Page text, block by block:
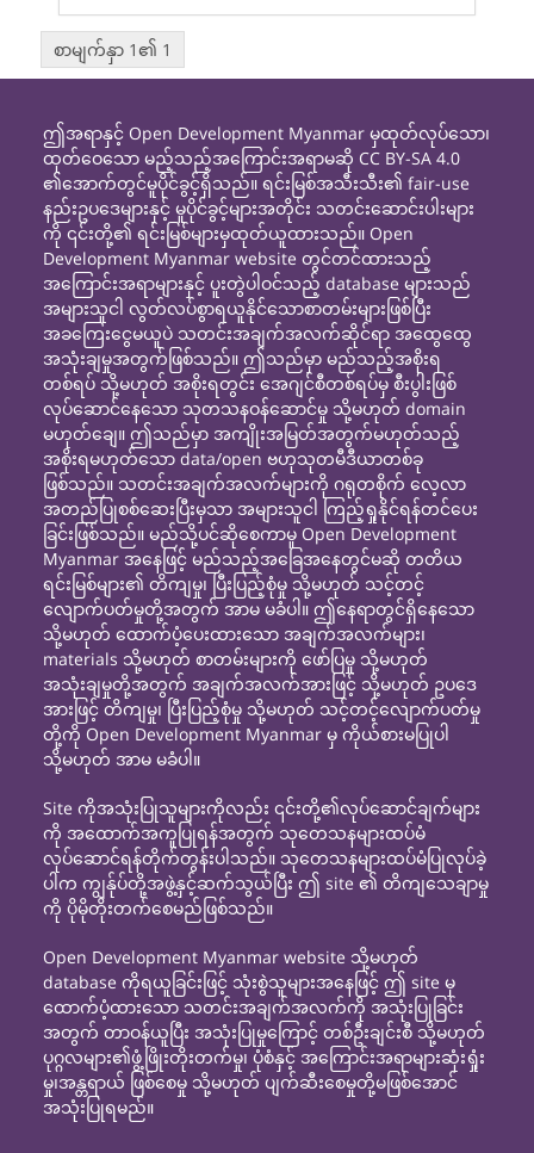
စာမျက်နှာ 1၏ 1
ဤအရာနှင့် Open Development Myanmar မှထုတ်လုပ်သော၊
ထုတ်ဝေသော မည့်သည့်အကြောင်းအရာမဆို CC BY-SA 4.0
၏အောက်တွင်မူပိုင်ခွင့်ရှိသည်။ ရင်းမြစ်အသီးသီး၏ fair-use
နည်းဥပဒေများနှင့် မူပိုင်ခွင့်များအတိုင်း သတင်းဆောင်းပါးများ
ကို ၎င်းတို့၏ ရင်းမြစ်များမှထုတ်ယူထားသည်။ Open
Development Myanmar website တွင်တင်ထားသည့်
အကြောင်းအရာများနှင့် ပူးတွဲပါဝင်သည့် database များသည်
အများသူငါ လွတ်လပ်စွာရယူနိုင်သောစာတမ်းများဖြစ်ပြီး
အခကြေးငွေမယူပဲ သတင်းအချက်အလက်ဆိုင်ရာ အထွေထွေ
အသုံးချမှုအတွက်ဖြစ်သည်။ ဤသည်မှာ မည်သည့်အစိုးရ
တစ်ရပ် သို့မဟုတ် အစိုးရတွင်း အေဂျင်စီတစ်ရပ်မှ စီးပွါးဖြစ်
လုပ်ဆောင်နေသော သုတသနဝန်ဆောင်မှု သို့မဟုတ် domain
မဟုတ်ချေ။ ဤသည်မှာ အကျိုးအမြတ်အတွက်မဟုတ်သည့်
အစိုးရမဟုတ်သော data/open ဗဟုသုတမီဒီယာတစ်ခု
ဖြစ်သည်။ သတင်းအချက်အလက်များကို ဂရုတစိုက် လေ့လာ
အတည်ပြုစစ်ဆေးပြီးမှသာ အများသူငါ ကြည့်ရှုနိုင်ရန်တင်ပေး
ခြင်းဖြစ်သည်။ မည်သို့ပင်ဆိုစေကာမူ Open Development
Myanmar အနေဖြင့် မည်သည့်အခြေအနေတွင်မဆို တတိယ
ရင်းမြစ်များ၏ တိကျမှု၊ ပြီးပြည့်စုံမှု သို့မဟုတ် သင့်တင့်
လျောက်ပတ်မှုတို့အတွက် အာမ မခံပါ။ ဤနေရာတွင်ရှိနေသော
သို့မဟုတ် ထောက်ပံ့ပေးထားသော အချက်အလက်များ၊
materials သို့မဟုတ် စာတမ်းများကို ဖော်ပြမှု သို့မဟုတ်
အသုံးချမှုတို့အတွက် အချက်အလက်အားဖြင့် သို့မဟုတ် ဥပဒေ
အားဖြင့် တိကျမှု၊ ပြီးပြည့်စုံမှု သို့မဟုတ် သင့်တင့်လျောက်ပတ်မှု
တို့ကို Open Development Myanmar မှ ကိုယ်စားမပြုပါ
သို့မဟုတ် အာမ မခံပါ။
Site ကိုအသုံးပြုသူများကိုလည်း ၎င်းတို့၏လုပ်ဆောင်ချက်များ
ကို အထောက်အကူပြုရန်အတွက် သုတေသနများထပ်မံ
လုပ်ဆောင်ရန်တိုက်တွန်းပါသည်။ သုတေသနများထပ်မံပြုလုပ်ခဲ့
ပါက ကျွန်ုပ်တို့အဖွဲ့နှင့်ဆက်သွယ်ပြီး ဤ site ၏ တိကျသေချာမှု
ကို ပိုမိုတိုးတက်စေမည်ဖြစ်သည်။
Open Development Myanmar website သို့မဟုတ်
database ကိုရယူခြင်းဖြင့် သုံးစွဲသူများအနေဖြင့် ဤ site မှ
ထောက်ပံ့ထားသော သတင်းအချက်အလက်ကို အသုံးပြုခြင်း
အတွက် တာဝန်ယူပြီး အသုံးပြုမှုကြောင့် တစ်ဦးချင်းစီ သို့မဟုတ်
ပုဂ္ဂလများ၏ဖွံ့ဖြိုးတိုးတက်မှု၊ ပုံစံနှင့် အကြောင်းအရာများဆုံးရှုံး
မှု၊အန္တရာယ် ဖြစ်စေမှု သို့မဟုတ် ပျက်ဆီးစေမှုတို့မဖြစ်အောင်
အသုံးပြုရမည်။